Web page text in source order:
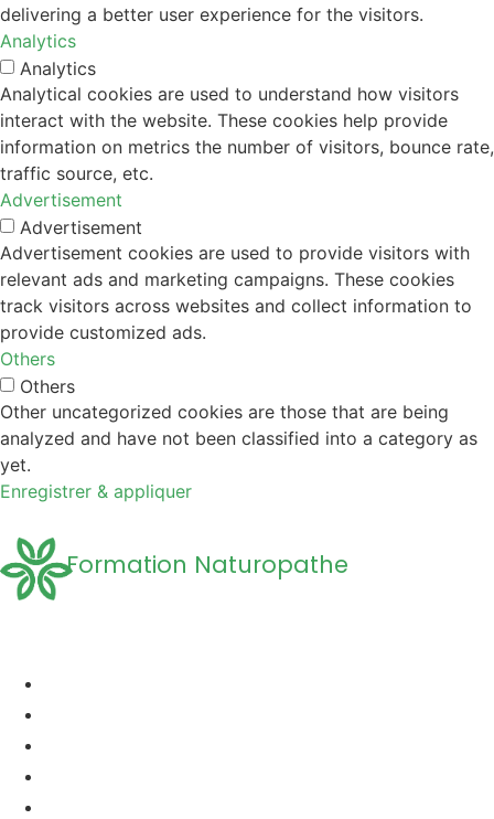
delivering a better user experience for the visitors.
Analytics
Analytics
Analytical cookies are used to understand how visitors
interact with the website. These cookies help provide
information on metrics the number of visitors, bounce rate,
traffic source, etc.
Advertisement
Advertisement
Advertisement cookies are used to provide visitors with
relevant ads and marketing campaigns. These cookies
track visitors across websites and collect information to
provide customized ads.
Others
Others
Other uncategorized cookies are those that are being
analyzed and have not been classified into a category as
yet.
Enregistrer & appliquer
Formation Naturopathe